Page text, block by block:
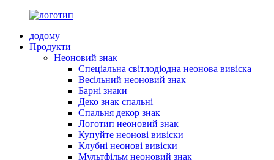
додому
Продукти
Неоновий знак
Спеціальна світлодіодна неонова вивіска
Весільний неоновий знак
Барні знаки
Деко знак спальні
Спальня декор знак
Логотип неоновий знак
Купуйте неонові вивіски
Клубні неонові вивіски
Мультфільм неоновий знак